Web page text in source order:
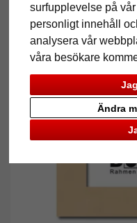
surfupplevelse på
personligt innehåll
analysera vår
våra besökare
Ändra
Tillbaka